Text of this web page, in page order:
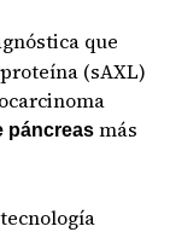
que
(sAXL)
páncreas más